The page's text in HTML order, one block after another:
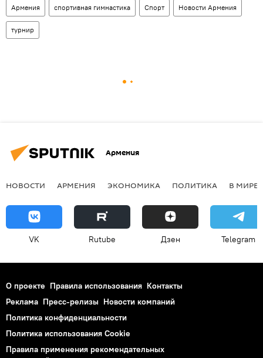
Армения спортивная гимнастика Спорт Новости Армения
турнир
Армения
НОВОСТИ АРМЕНИЯ ЭКОНОМИКА ПОЛИТИКА В МИРЕ
VK Rutube Дзен Telegram
О проекте Правила использования Контакты
Реклама Пресс-релизы Новости компаний
Политика конфиденциальности
Политика использования Cookie
Правила применения рекомендательных